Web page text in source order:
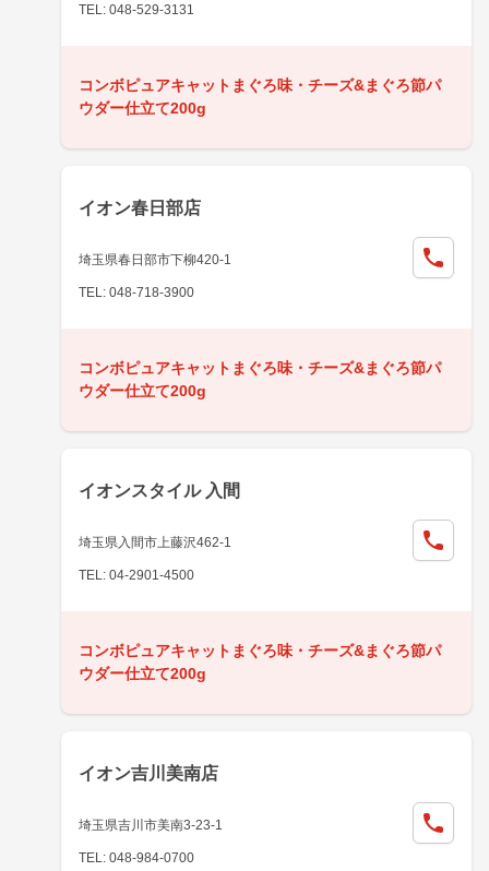
TEL: 048-529-3131
コンボピュアキャットまぐろ味・チーズ&まぐろ節パ
ウダー仕立て200g
イオン春日部店
埼玉県春日部市下柳420-1
TEL: 048-718-3900
コンボピュアキャットまぐろ味・チーズ&まぐろ節パ
ウダー仕立て200g
イオンスタイル 入間
埼玉県入間市上藤沢462-1
TEL: 04-2901-4500
コンボピュアキャットまぐろ味・チーズ&まぐろ節パ
ウダー仕立て200g
イオン吉川美南店
埼玉県吉川市美南3-23-1
TEL: 048-984-0700